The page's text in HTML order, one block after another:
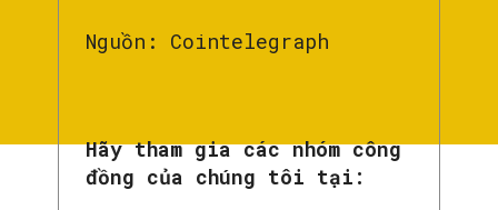
Nguồn: Cointelegraph
Hãy tham gia các nhóm công
đồng của chúng tôi tại: